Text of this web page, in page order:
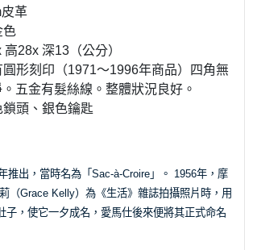
革
色
28x 深13（公分）
形刻印（1971～1996年商品）四角無
五金有髮絲線。整體狀況良好。
頭、銀色鑰匙
推出，當時名為「Sac-à-Croire」。 1956年，摩
（Grace Kelly）為《生活》雜誌拍攝照片時，用
子，使它一夕成名，愛馬仕後來便將其正式命名